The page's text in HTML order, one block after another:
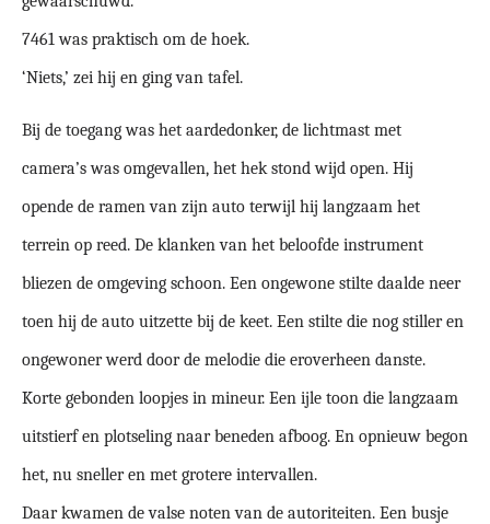
7461 was praktisch om de hoek.
‘Niets,’ zei hij en ging van tafel.
Bij de toegang was het aardedonker, de lichtmast met
camera’s was omgevallen, het hek stond wijd open. Hij
opende de ramen van zijn auto terwijl hij langzaam het
terrein op reed. De klanken van het beloofde instrument
bliezen de omgeving schoon. Een ongewone stilte daalde neer
toen hij de auto uitzette bij de keet. Een stilte die nog stiller en
ongewoner werd door de melodie die eroverheen danste.
Korte gebonden loopjes in mineur. Een ijle toon die langzaam
uitstierf en plotseling naar beneden afboog. En opnieuw begon
het, nu sneller en met grotere intervallen.
Daar kwamen de valse noten van de autoriteiten. Een busje